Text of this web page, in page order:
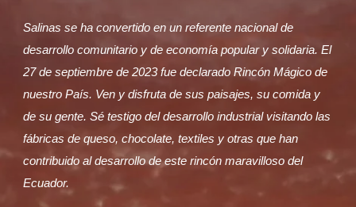
Salinas se ha convertido en un referente nacional de
desarrollo comunitario y de economía popular y solidaria. El
27 de septiembre de 2023 fue declarado Rincón Mágico de
nuestro País. Ven y disfruta de sus paisajes, su comida y
de su gente. Sé testigo del desarrollo industrial visitando las
fábricas de queso, chocolate, textiles y otras que han
contribuido al desarrollo de este rincón maravilloso del
Ecuador.